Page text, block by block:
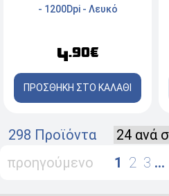
- 1200Dpi - Λευκό
4.90€
ΠΡΟΣΘΗΚΗ ΣΤΟ ΚΑΛΑΘΙ
298 Προϊόντα
προηγούμενο
1 2 3 …